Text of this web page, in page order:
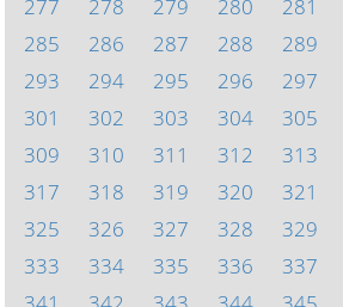
277
278 279 280 281
285
286 287 288 289
293
294 295 296 297
301
302 303 304 305
309
310 311 312 313
317
318 319 320 321
325
326 327 328 329
333
334 335 336 337